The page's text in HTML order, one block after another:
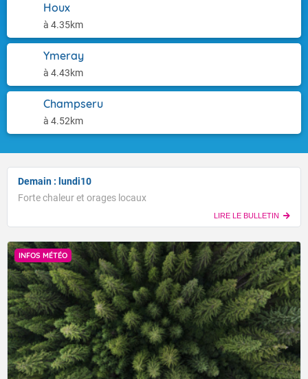
Houx
à 4.35km
Ymeray
à 4.43km
Champseru
à 4.52km
Demain : lundi10
Forte chaleur et orages locaux
LIRE LE BULLETIN
INFOS MÉTÉO